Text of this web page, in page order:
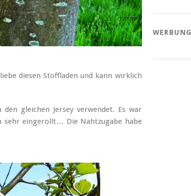
diesen Stoffladen und kann wirklich
gleichen Jersey verwendet. Es war
sehr eingerollt… Die Nahtzugabe habe
WERBUNG